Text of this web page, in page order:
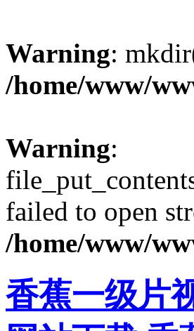
Warning:
/home/www/
Warning:
failed to open
/home/www/
香蕉一级片